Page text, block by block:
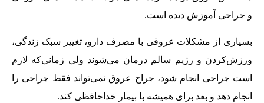
و جراحی آموزش دیده است.
بسیاری از مشکلات عروقی با مصرف دارو، تغییر سبک زندگی،
ورزش‌کردن و رژیم سالم درمان می‌شوند ولی زمانی‌که لازم
است جراحی انجام شود، جراح عروق نمی‌تواند فقط جراحی را
انجام دهد و بعد برای همیشه با بیمار خداحافظی کند.